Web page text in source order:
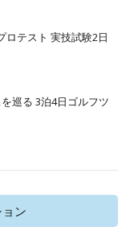
ロテスト 実技試験2日
巡る 3泊4日ゴルフツ
ン